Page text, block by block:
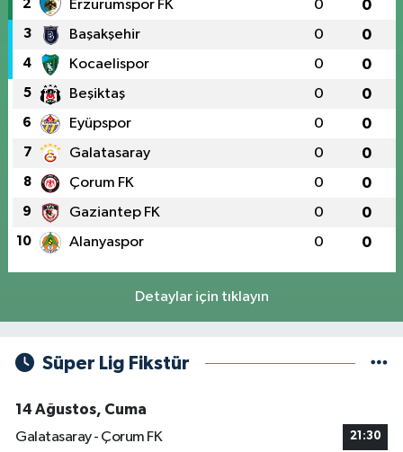
2 Erzurumspor FK 0 0
3 Başakşehir 0 0
4 Kocaelispor 0 0
5 Beşiktaş 0 0
6 Eyüpspor 0 0
7 Galatasaray 0 0
8 Çorum FK 0 0
9 Gaziantep FK 0 0
10 Alanyaspor 0 0
Detaylar için tıklayın
Süper Lig Fikstür
14 Ağustos, Cuma
Galatasaray - Çorum FK
21:30